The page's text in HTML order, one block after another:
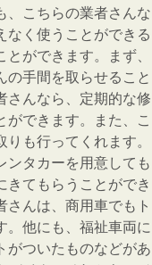
、こちらの業者さんな
なく使うことができる
ができます。まず、
の手間を取らせること
さんなら、定期的な修
できます。また、こ
も行ってくれます。
ンタカーを用意しても
きてもらうことができ
んは、商用車でもト
。他にも、福祉車両に
がついたものなどがあ